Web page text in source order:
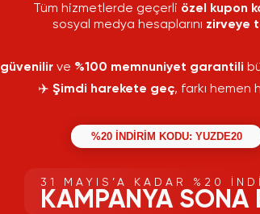
Tüm hizmetlerde geçerli özel kupon
sosyal medya hesaplarını zirveye
güvenilirve %100 memnuniyet garantili
✈️ Şimdi harekete geç, farkı hemen
%20 İNDİRİM KODU: YUZDE20
31 MAYIS’A KADAR %20
KAMPANYA SONA